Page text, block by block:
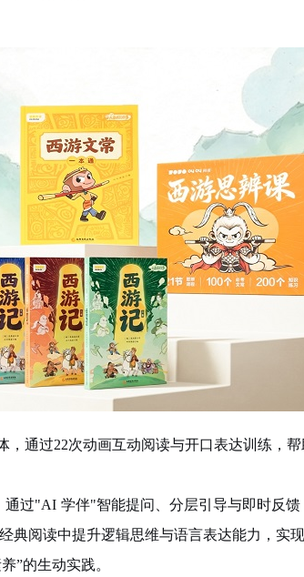
，通过22次动画互动阅读与开口表达训练，
通过"AI 学伴"智能提问、分层引导与即时反
典阅读中提升逻辑思维与语言表达能力，实
”的生动实践。